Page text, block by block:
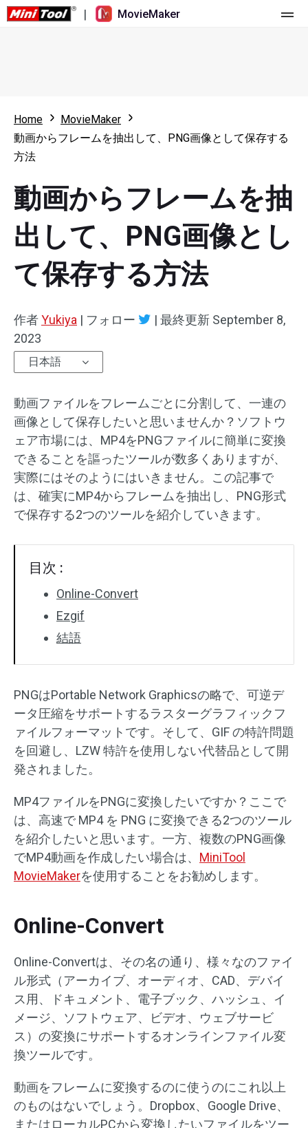
| MovieMaker
更新履歴
マルチトラック動画編集
アスペクト比
速度変更/リバース
オーディオエフェクト
テキスト/エレメント
動画エフェクト
動画色調整
回転/反転
バッチ処理
リソース
ビデオ編集のヒント
画面録画ツール
動画変換ツール
オンライン動画ダウンロード ツール
Home
MovieMaker
動画からフレームを抽出して、PNG画像として保存する
方法
動画からフレームを抽
出して、PNG画像とし
て保存する方法
作者Yukiya | フォロー | 最終更新 September 8,
2023
日本語
動画ファイルをフレームごとに分割して、一連の
画像として保存したいと思いませんか？ソフトウ
ェア市場には、MP4をPNGファイルに簡単に変換
できることを謳ったツールが数多くありますが、
実際にはそのようにはいきません。この記事で
は、確実にMP4からフレームを抽出し、PNG形式
で保存する2つのツールを紹介していきます。
目次 :
Online-Convert
Ezgif
結語
PNGはPortable Network Graphicsの略で、可逆デ
ータ圧縮をサポートするラスターグラフィックフ
ァイルフォーマットです。そして、GIF の特許問題
を回避し、LZW 特許を使用しない代替品として開
発されました。
MP4ファイルをPNGに変換したいですか？ここで
は、高速で MP4 を PNG に変換できる2つのツール
を紹介したいと思います。一方、複数のPNG画像
でMP4動画を作成したい場合は、 MiniTool
MovieMakerを使用することをお勧めします。
Online-Convert
Online-Convertは、その名の通り、様々なのファイ
ル形式（アーカイブ、オーディオ、CAD、デバイ
ス用、ドキュメント、電子ブック、ハッシュ、イ
メージ、ソフトウェア、ビデオ、ウェブサービ
ス）の変換にサポートするオンラインファイル変
換ツールです。
動画をフレームに変換するのに使うのにこれ以上
のものはないでしょう。Dropbox、Google Drive、
またはローカルPCから変換したいファイルをツー